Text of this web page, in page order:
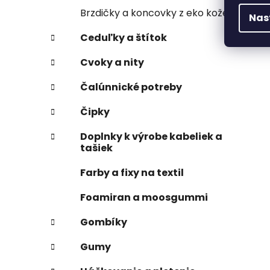
Brzdičky a koncovky z eko kože
Ceduľky a štítok
Cvoky a nity
Čalúnnické potreby
Čipky
Doplnky k výrobe kabeliek a
tašiek
Farby a fixy na textil
Foamiran a moosgummi
Gombíky
Gumy